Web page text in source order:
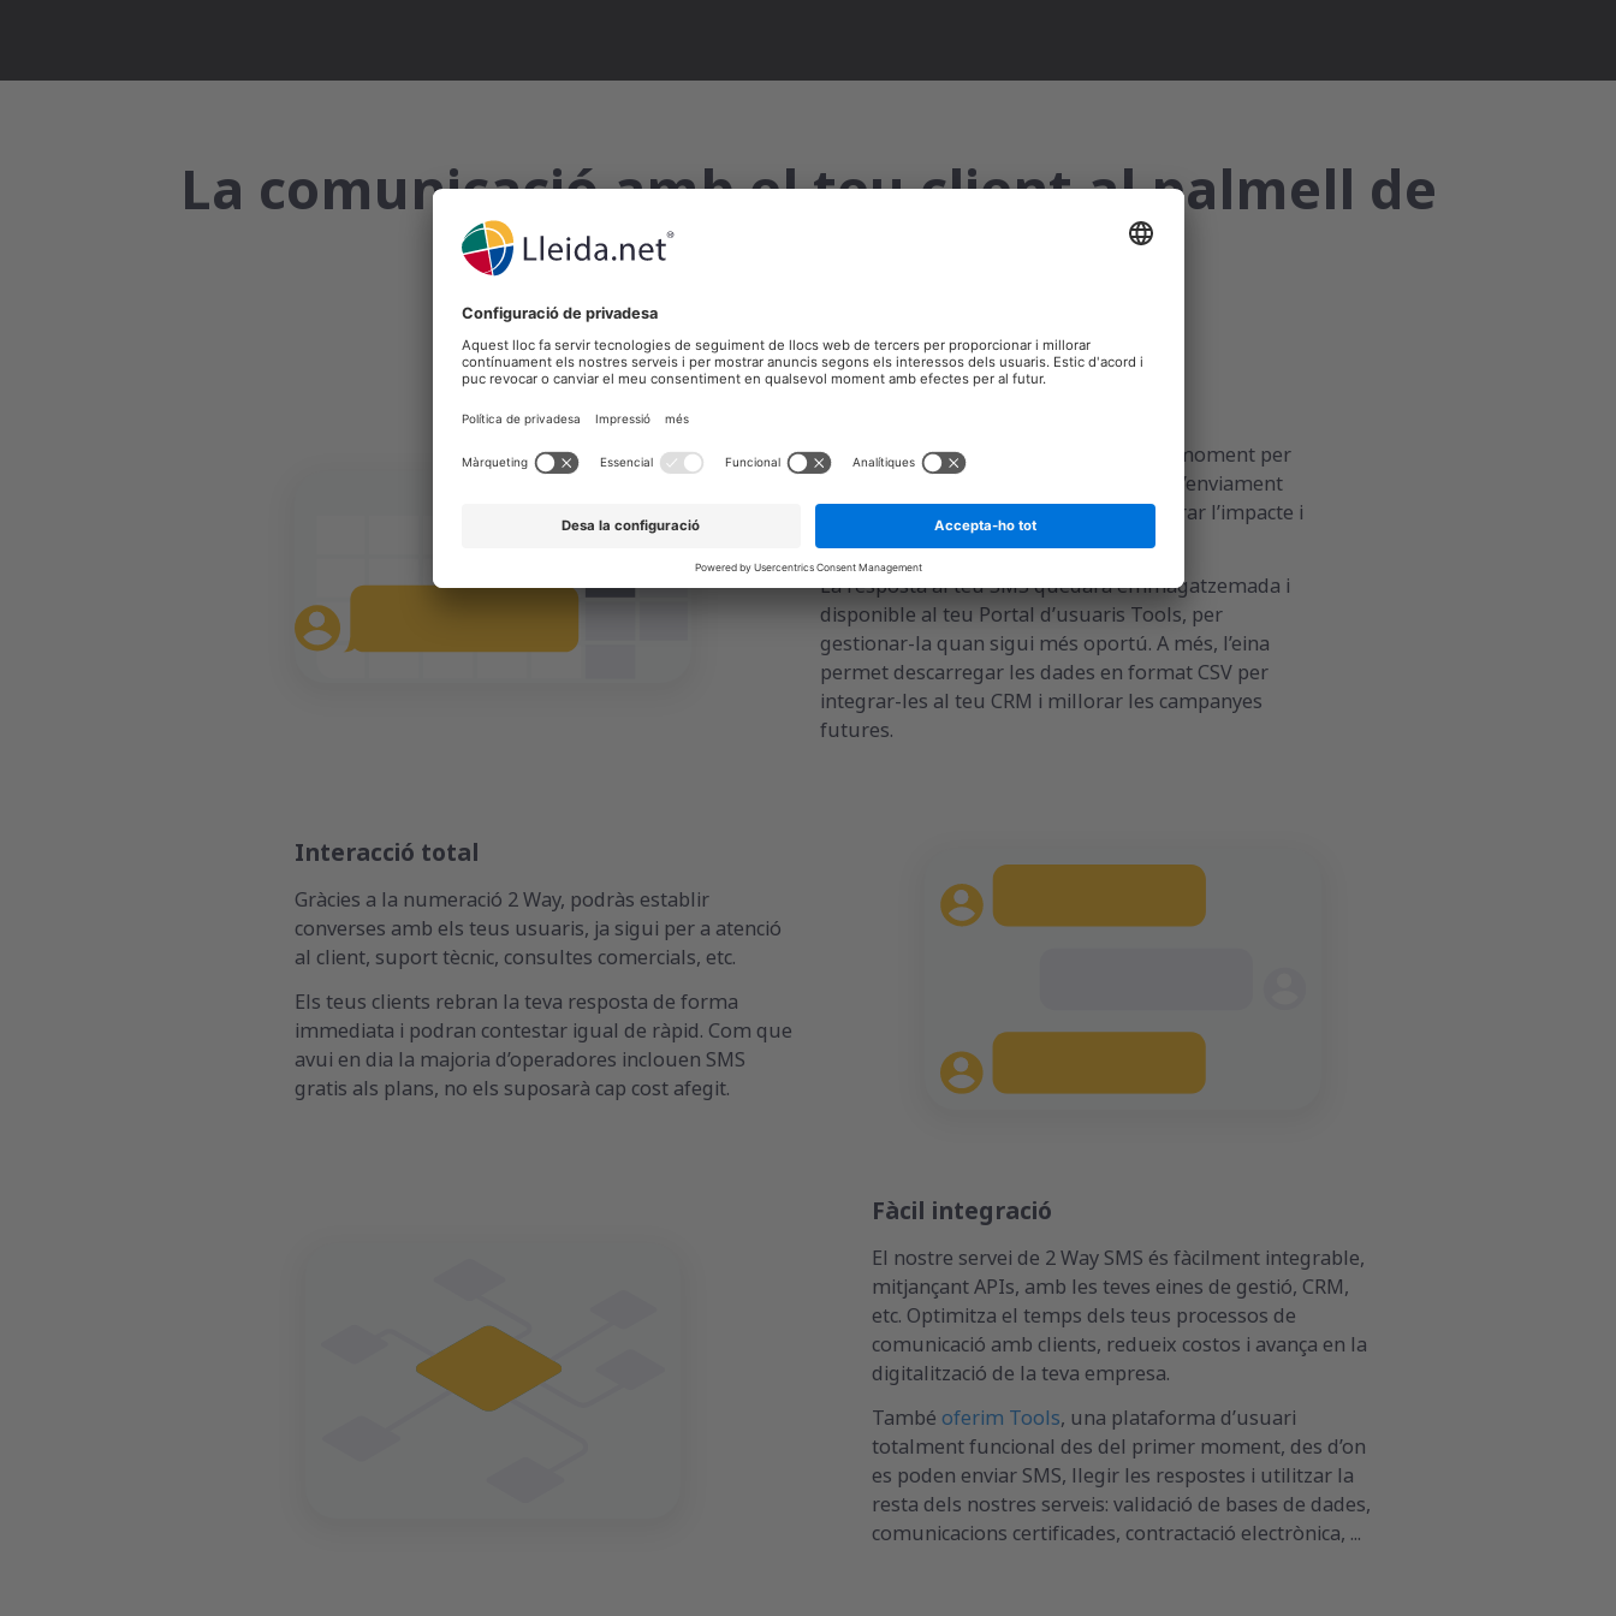
La comunicació amb el teu client al palmell de
Contacta amb el teu client en el millor moment per
captar la seva atenció. Pots programar l’enviament
dels SMS outbound (sortints) per millorar l’impacte i
la conversió de les teves campanyes.
La resposta al teu SMS quedarà emmagatzemada i
disponible al teu Portal d’usuaris Tools, per
gestionar-la quan sigui més oportú. A més, l’eina
permet descarregar les dades en format CSV per
integrar-les al teu CRM i millorar les campanyes
futures.
Interacció total
Gràcies a la numeració 2 Way, podràs establir
converses amb els teus usuaris, ja sigui per a atenció
al client, suport tècnic, consultes comercials, etc.
Els teus clients rebran la teva resposta de forma
immediata i podran contestar igual de ràpid. Com que
avui en dia la majoria d’operadores inclouen SMS
gratis als plans, no els suposarà cap cost afegit.
Fàcil integració
El nostre servei de 2 Way SMS és fàcilment integrable,
mitjançant APIs, amb les teves eines de gestió, CRM,
etc. Optimitza el temps dels teus processos de
comunicació amb clients, redueix costos i avança en la
digitalització de la teva empresa.
Tambéoferim Tools, una plataforma d’usuari
totalment funcional des del primer moment, des d’on
es poden enviar SMS, llegir les respostes i utilitzar la
resta dels nostres serveis: validació de bases de dades,
comunicacions certificades, contractació electrònica, ...